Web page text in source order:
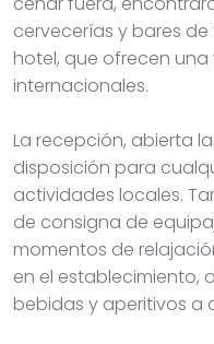
cervecerías y bares
hotel, que ofrecen
internacionales.
La recepción, abierta
disposición para
actividades locales.
de consigna de
momentos de
en el establecimiento,
bebidas y aperitivos a